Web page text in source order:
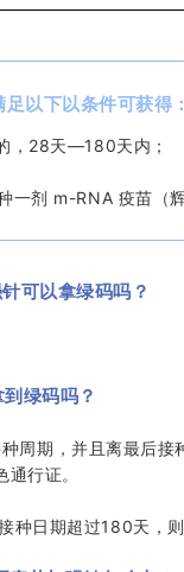
以下以条件可获得：
，28天—180天内；
一剂 m-RNA 疫苗（
可以拿绿码吗？
绿码吗？
周期，并且离最后
行证。
种日期超过180天，